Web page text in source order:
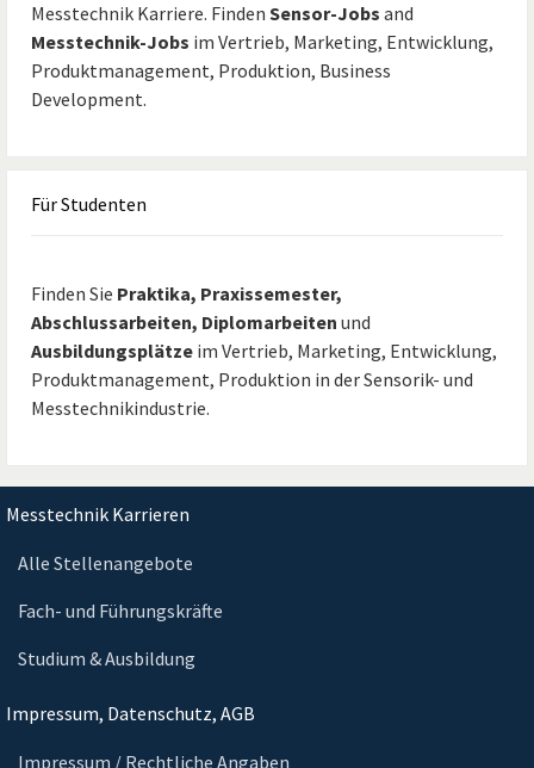
Messtechnik Karriere. Finden Sensor-Jobs and
Messtechnik-Jobs im Vertrieb, Marketing, Entwicklung,
Produktmanagement, Produktion, Business
Development.
FürStudenten
Finden Sie Praktika, Praxissemester,
Abschlussarbeiten, Diplomarbeiten und
Ausbildungsplätze im Vertrieb, Marketing, Entwicklung,
Produktmanagement, Produktion in der Sensorik- und
Messtechnikindustrie.
Messtechnik Karrieren
Alle Stellenangebote
Fach- und Führungskräfte
Studium & Ausbildung
Impressum, Datenschutz, AGB
Impressum / Rechtliche Angaben